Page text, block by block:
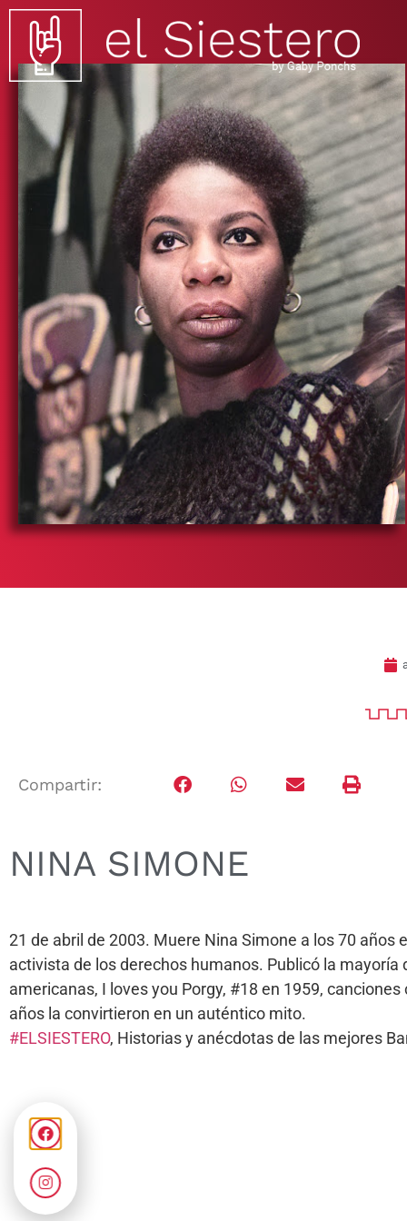
Compartir:
NINA SIMONE
21 de abril de 2003. Muere Nina Simone a los 70
activista de los derechos humanos. Publicó la
americanas, I loves you Porgy, #18 en 1959,
años la convirtieron en un auténtico mito.
#ELSIESTERO, Historias y anécdotas de las mejores